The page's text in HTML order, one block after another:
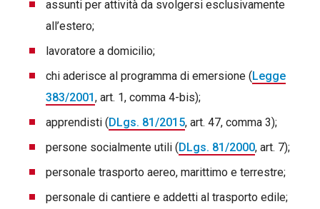
assunti per attività da svolgersi esclusivamente
all’estero;
lavoratore a domicilio;
chi aderisce al programma di emersione (Legge
383/2001, art. 1, comma 4-bis);
apprendisti (DLgs. 81/2015, art. 47, comma 3);
persone socialmente utili (DLgs. 81/2000, art. 7);
personale trasporto aereo, marittimo e terrestre;
personale di cantiere e addetti al trasporto edile;